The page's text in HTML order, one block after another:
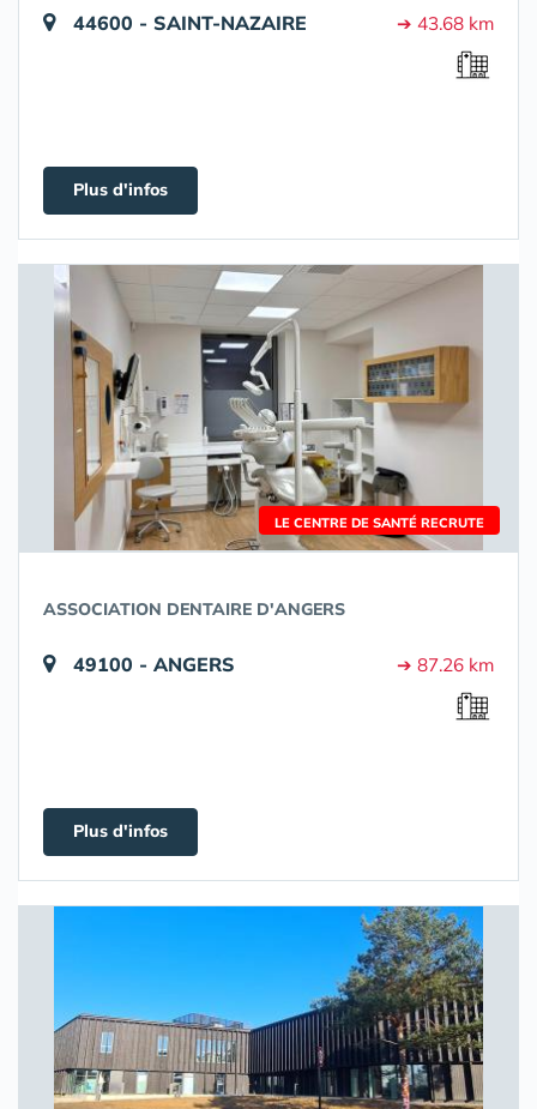
44600 - SAINT-NAZAIRE ➔ 43.68 km
Plus d'infos
LE CENTRE DE SANTÉ RECRUTE
ASSOCIATION DENTAIRE D'ANGERS
49100 - ANGERS ➔ 87.26 km
Plus d'infos